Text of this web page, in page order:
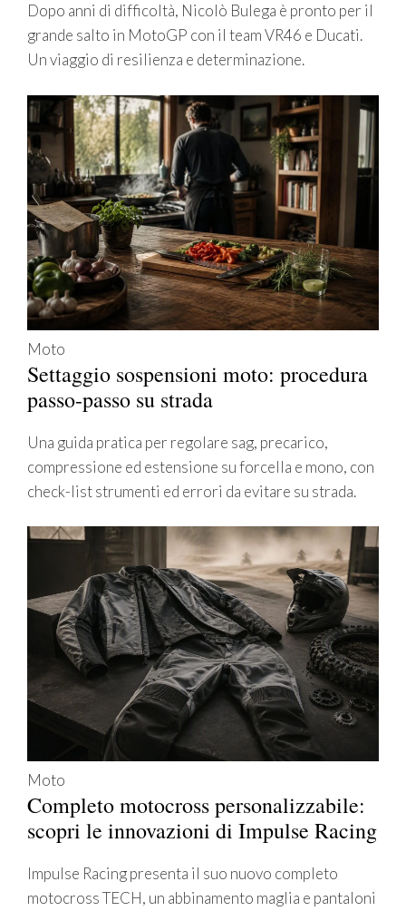
Dopo anni di difficoltà, Nicolò Bulega è pronto per il
grande salto in MotoGP con il team VR46 e Ducati.
Un viaggio di resilienza e determinazione.
Moto
Settaggio sospensioni moto: procedura
passo-passo su strada
Una guida pratica per regolare sag, precarico,
compressione ed estensione su forcella e mono, con
check-list strumenti ed errori da evitare su strada.
Moto
Completo motocross personalizzabile:
scopri le innovazioni di Impulse Racing
Impulse Racing presenta il suo nuovo completo
motocross TECH, un abbinamento maglia e pantaloni